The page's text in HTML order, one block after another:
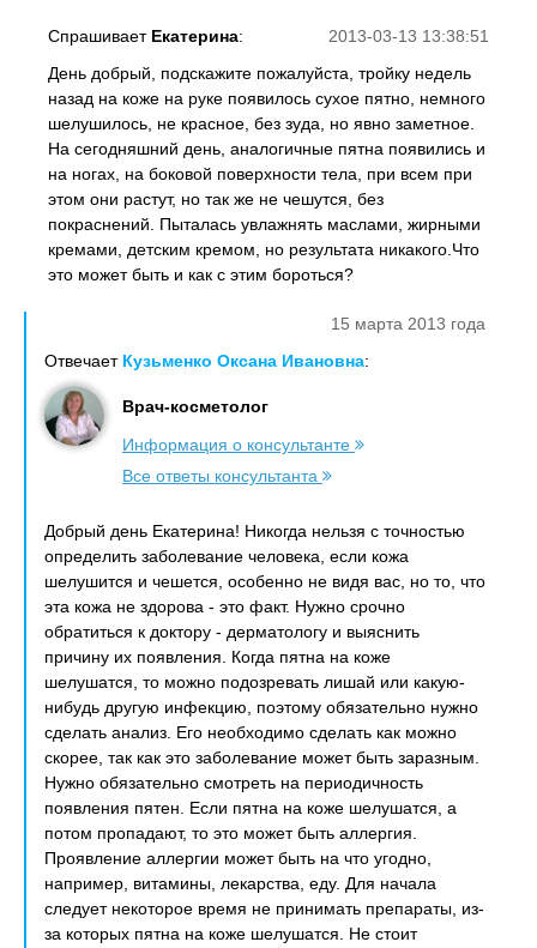
2013-03-13 13:38:51
Спрашивает Екатерина:
День добрый, подскажите пожалуйста, тройку недель
назад на коже на руке появилось сухое пятно, немного
шелушилось, не красное, без зуда, но явно заметное.
На сегодняшний день, аналогичные пятна появились и
на ногах, на боковой поверхности тела, при всем при
этом они растут, но так же не чешутся, без
покраснений. Пыталась увлажнять маслами, жирными
кремами, детским кремом, но результата никакого.Что
это может быть и как с этим бороться?
15 марта 2013 года
Отвечает Кузьменко Оксана Ивановна:
Врач-косметолог
Информация о консультанте
Все ответы консультанта
Добрый день Екатерина! Никогда нельзя с точностью
определить заболевание человека, если кожа
шелушится и чешется, особенно не видя вас, но то, что
эта кожа не здорова - это факт. Нужно срочно
обратиться к доктору - дерматологу и выяснить
причину их появления. Когда пятна на коже
шелушатся, то можно подозревать лишай или какую-
нибудь другую инфекцию, поэтому обязательно нужно
сделать анализ. Его необходимо сделать как можно
скорее, так как это заболевание может быть заразным.
Нужно обязательно смотреть на периодичность
появления пятен. Если пятна на коже шелушатся, а
потом пропадают, то это может быть аллергия.
Проявление аллергии может быть на что угодно,
например, витамины, лекарства, еду. Для начала
следует некоторое время не принимать препараты, из-
за которых пятна на коже шелушатся. Не стоит